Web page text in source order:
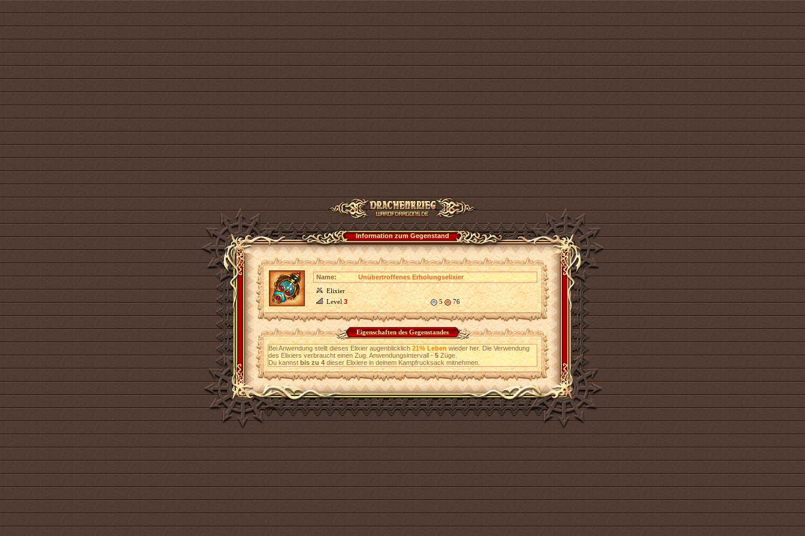
Information zum Gegenstand
Name:
Unübertroffenes Erholungselixier
Elixier
Level3 5 76
Eigenschaften des Gegenstandes
Bei Anwendung stellt dieses Elixier augenblicklich21% Lebenwieder her. Die Verwendung
des Elixiers verbraucht einen Zug. Anwendungsintervall -5Züge.
Du kannstbis zu 4dieser Elixiere in deinem Kampfrucksack mitnehmen.